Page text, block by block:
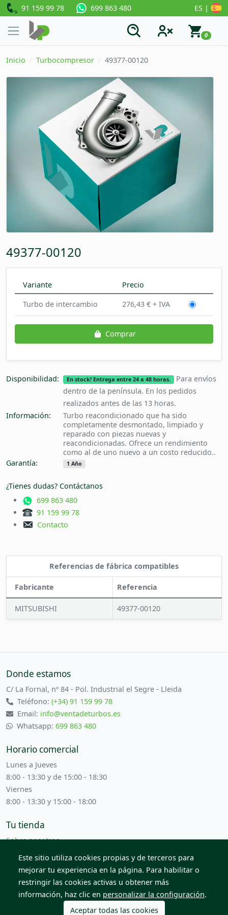
91 159 99 78 699 863 480 ES |
0
Inicio Turbocompresor 49377-00120
49377-00120
Variante
Precio
Turbo de intercambio
276,43 € + IVA
Comprar
Disponibilidad: En stock! Entrega entre 24 a 48 horas.
Para envíos
dentro de la península. En los pedidos
realizados antes de las 13 horas.
Información:
Turbo reacondicionado que ha sido
completamente desmontado, limpiado y
reparado con piezas nuevas y
reacondicionadas. Ofrece un rendimiento
como al de uno nuevo a un costo reducido..
Garantía:
1 Año
¿Tienes dudas? Contáctanos
699 863 480
91 159 99 78
Contacto
Referencias de fábrica compatibles
Fabricante Referencia
MITSUBISHI 49377-00120
Donde estamos
C/ La Fornal, nº 84 - Pol. Industrial el Segre - Lleida
Teléfono:(+34) 91 159 99 78
Email: info@ventadeturbos.es
Whatsapp: 699 863 480
Horario comercial
Lunes a Jueves
8:00 - 13:30 y de 15:00 - 18:30
Viernes
8:00 - 13:30 y 15:00 - 18:00
Tu tienda
Sobre nosotros
Términos y condiciones
Contacta con nosotros
© 2026 Todos los derechos reservados. Venta de Piezas
2012 S.L.
Este sitio utiliza cookies propias y de terceros para
mejorar tu experiencia en la página. Para habilitar o
restringir las cookies activas u obtener más
información, haz clic en personalizar la configuración.
Aceptar todas las cookies